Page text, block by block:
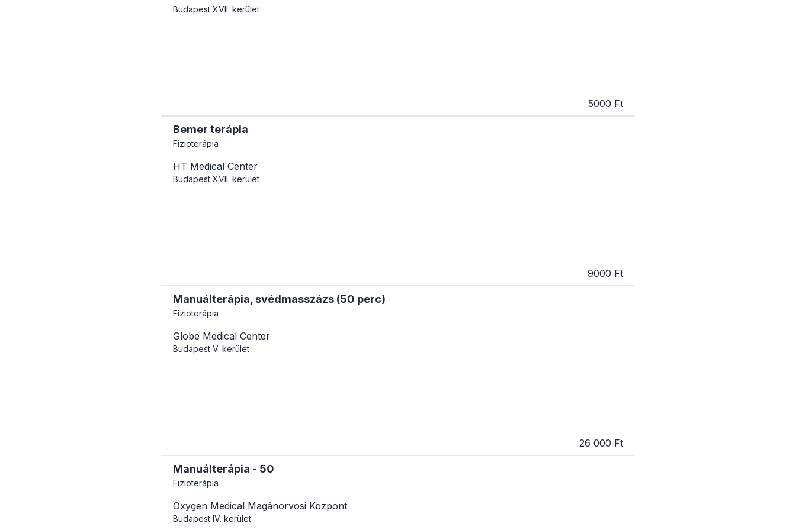
Budapest XVII. kerület
5000 Ft
Bemer terápia
Fizioterápia
HT Medical Center
Budapest XVII. kerület
9000 Ft
Manuálterápia, svédmasszázs (50 perc)
Fizioterápia
Globe Medical Center
Budapest V. kerület
26 000 Ft
Manuálterápia - 50
Fizioterápia
Oxygen Medical Magánorvosi Központ
Budapest IV. kerület